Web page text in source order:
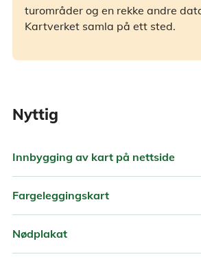
turområder og en rekke andre
Kartverket samla på ett sted.
Nyttig
Innbygging av kart på nettside
Fargeleggingskart
Nødplakat